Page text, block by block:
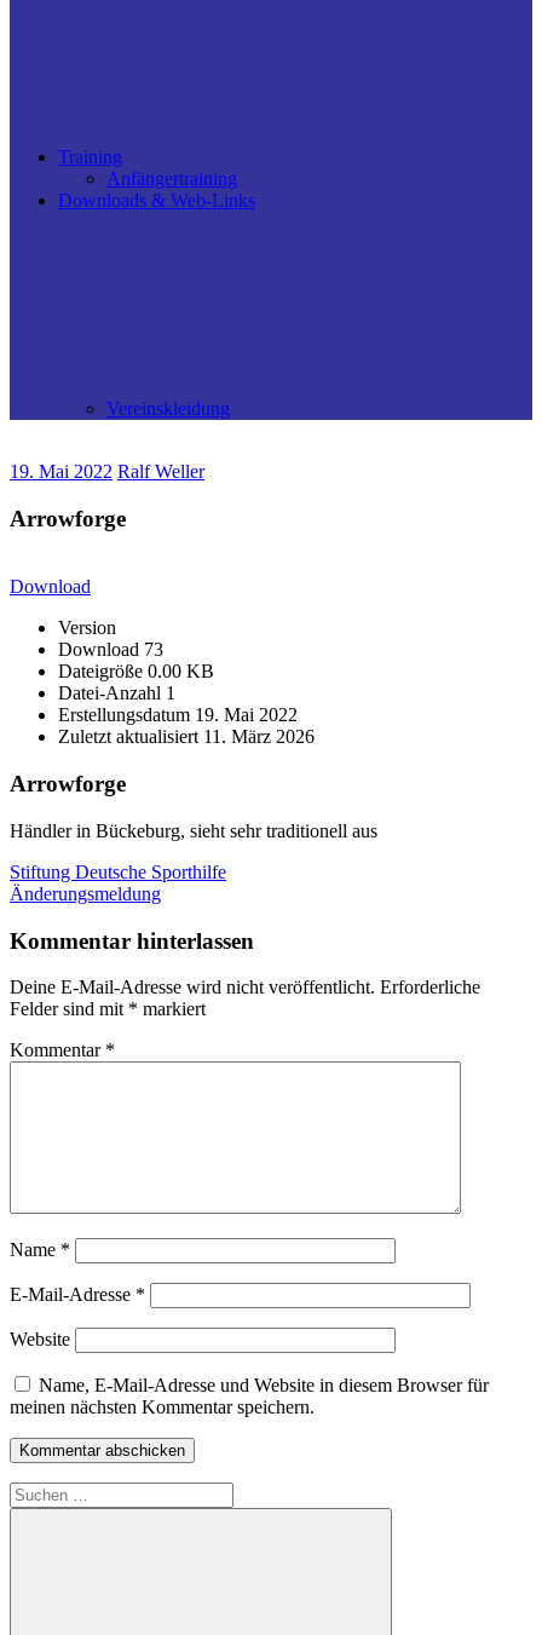
Training
Anfängertraining
Downloads & Web-Links
Vereinskleidung
19. Mai 2022 Ralf Weller
Arrowforge
Download
Version
Download 73
Dateigröße 0.00 KB
Datei-Anzahl 1
Erstellungsdatum 19. Mai 2022
Zuletzt aktualisiert 11. März 2026
Arrowforge
Händler in Bückeburg, sieht sehr traditionell aus
Beitragsnavigation
Vorheriger
Beitrag:
Stiftung Deutsche Sporthilfe
Nächster
Änderungsmeldung
Kommentar hinterlassen
Deine E-Mail-Adresse wird nicht veröffentlicht. Erforderliche
Felder sind mit * markiert
Kommentar *
Name *
E-Mail-Adresse *
Website
Name, E-Mail-Adresse und Website in diesem Browser für
meinen nächsten Kommentar speichern.
Suchen
nach: